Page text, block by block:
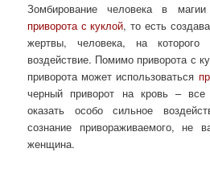
Зомбирование человека в
приворота с куклой, то есть
жертвы, человека, на которого
воздействие. Помимо приворота с
приворота может использоваться
черный приворот на кровь –
оказать особо сильное
сознание привораживаемого, не
женщина.